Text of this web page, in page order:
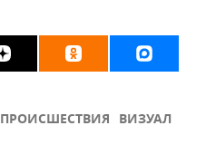
ПРОИСШЕСТВИЯ ВИЗУАЛ